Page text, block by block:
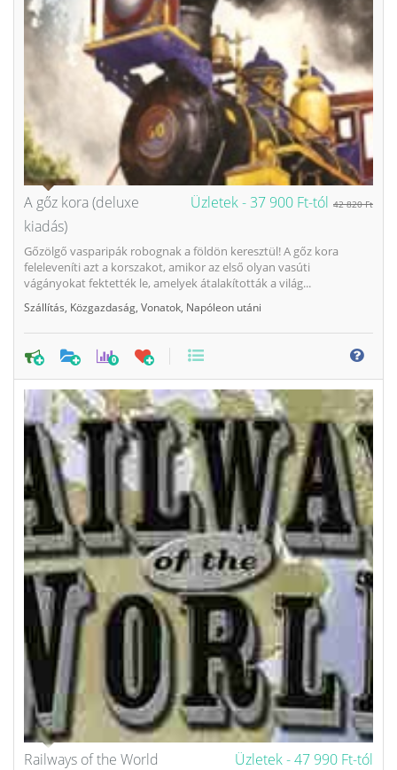
Üzletek -37 900 Ft-tól 42 820 Ft
A gőz kora (deluxe
kiadás)
Gőzölgő vasparipák robognak a földön keresztül! A gőz kora
feleleveníti azt a korszakot, amikor az első olyan vasúti
vágányokat fektették le, amelyek átalakították a világ...
Szállítás Közgazdaság Vonatok Napóleon utáni
0
Üzletek -47 990 Ft-tól
Railways of the World